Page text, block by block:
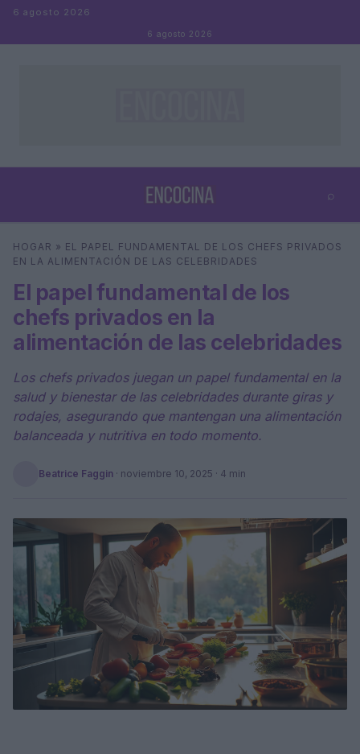
Saltar al contenido
6 agosto 2026
6 agosto 2026
⌕
Buscar ⌕ ×
HOGAR » EL PAPEL FUNDAMENTAL DE LOS CHEFS PRIVADOS
EN LA ALIMENTACIÓN DE LAS CELEBRIDADES
El papel fundamental de los
chefs privados en la
alimentación de las celebridades
Los chefs privados juegan un papel fundamental en la
salud y bienestar de las celebridades durante giras y
rodajes, asegurando que mantengan una alimentación
balanceada y nutritiva en todo momento.
Beatrice Faggin · noviembre 10, 2025 · 4 min